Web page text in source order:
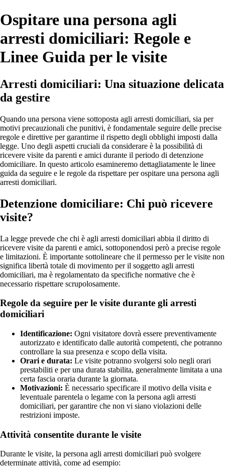
Ospitare una persona agli
arresti domiciliari: Regole e
Linee Guida per le visite
Arresti domiciliari: Una situazione delicata
da gestire
Quando una persona viene sottoposta agli arresti domiciliari, sia per
motivi precauzionali che punitivi, è fondamentale seguire delle precise
regole e direttive per garantirne il rispetto degli obblighi imposti dalla
legge. Uno degli aspetti cruciali da considerare è la possibilità di
ricevere visite da parenti e amici durante il periodo di detenzione
domiciliare. In questo articolo esamineremo dettagliatamente le linee
guida da seguire e le regole da rispettare per ospitare una persona agli
arresti domiciliari.
Detenzione domiciliare: Chi può ricevere
visite?
La legge prevede che chi è agli arresti domiciliari abbia il diritto di
ricevere visite da parenti e amici, sottoponendosi però a precise regole
e limitazioni. È importante sottolineare che il permesso per le visite non
significa libertà totale di movimento per il soggetto agli arresti
domiciliari, ma è regolamentato da specifiche normative che è
necessario rispettare scrupolosamente.
Regole da seguire per le visite durante gli arresti
domiciliari
Identificazione: Ogni visitatore dovrà essere preventivamente
autorizzato e identificato dalle autorità competenti, che potranno
controllare la sua presenza e scopo della visita.
Orari e durata: Le visite potranno svolgersi solo negli orari
prestabiliti e per una durata stabilita, generalmente limitata a una
certa fascia oraria durante la giornata.
Motivazioni: È necessario specificare il motivo della visita e
leventuale parentela o legame con la persona agli arresti
domiciliari, per garantire che non vi siano violazioni delle
restrizioni imposte.
Attività consentite durante le visite
Durante le visite, la persona agli arresti domiciliari può svolgere
determinate attività, come ad esempio: